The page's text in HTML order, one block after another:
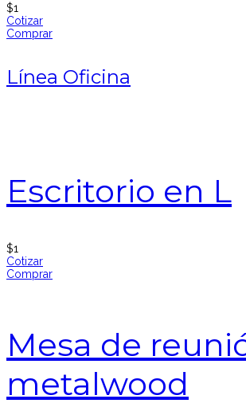
$1
Cotizar
Comprar
Línea Oficina
Escritorio en L
$1
Cotizar
Comprar
Mesa de
metalwood